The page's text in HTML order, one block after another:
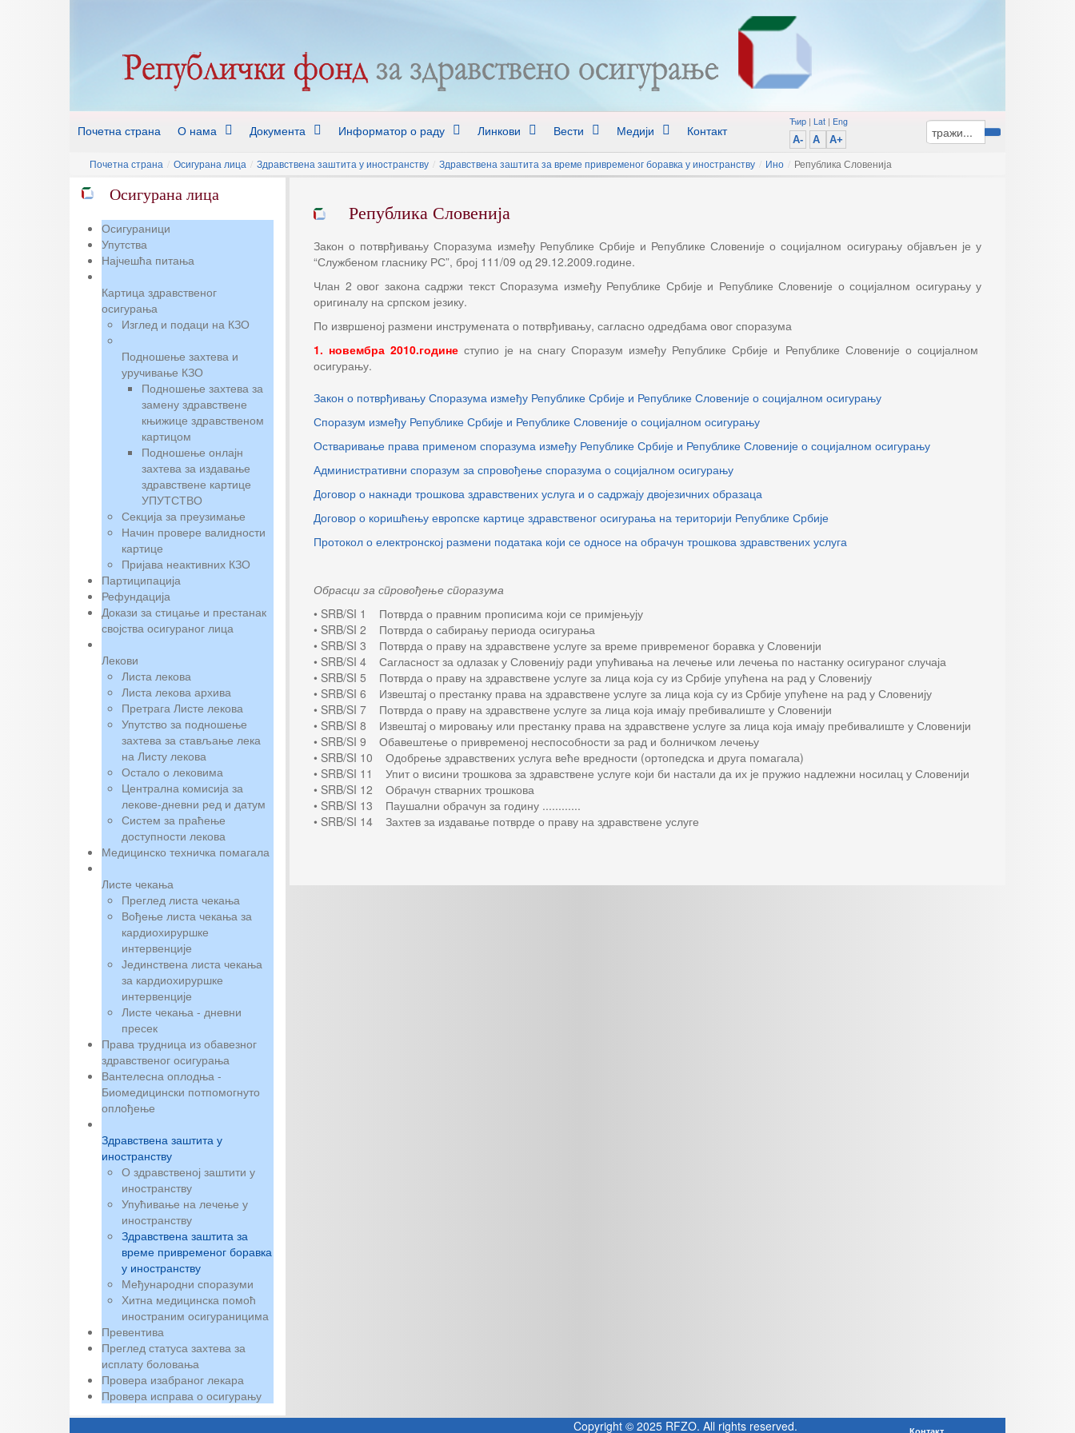
Почетна страна О нама Документа Информатор о раду Линкови Вести Медији Контакт
Ћир| Lat| Eng
A-
A A+
Почетна страна / Осигурана лица / Здравствена заштита у иностранству / Здравствена заштита за време привременог боравка у иностранству / Ино / Република Словенија
Осигурана лица
Осигураници
Упутства
Најчешћа питања
Картица здравственог
осигурања
Изглед и подаци на КЗО
Подношење захтева и
уручивање КЗО
Подношење захтева за
замену здравствене
књижице здравственом
картицом
Подношење онлајн
захтева за издавање
здравствене картице
УПУТСТВО
Секција за преузимање
Начин провере валидности
картице
Пријава неактивних КЗО
Партиципација
Рефундација
Докази за стицање и престанак
својства осигураног лица
Лекови
Листа лекова
Листа лекова архива
Претрага Листе лекова
Упутство за подношење
захтева за стављање лека
на Листу лекова
Остало о лековима
Централна комисија за
лекове-дневни ред и датум
Систем за праћење
доступности лекова
Медицинско техничка помагала
Листе чекања
Преглед листа чекања
Вођење листа чекања за
кардиохируршке
интервенције
Јединствена листа чекања
за кардиохируршке
интервенције
Листе чекања - дневни
пресек
Права трудница из обавезног
здравственог осигурања
Вантелесна оплодња -
Биомедицински потпомогнуто
оплођење
Здравствена заштита у
иностранству
О здравственој заштити у
иностранству
Упућивање на лечење у
иностранству
Здравствена заштита за
време привременог боравка
у иностранству
Међународни споразуми
Хитна медицинска помоћ
иностраним осигураницима
Превентива
Преглед статуса захтева за
исплату боловања
Провера изабраног лекара
Провера исправа о осигурању
Република Словенија
Закон о потврђивању Споразума између Републике Србије и Републике Словеније о социјалном осигурању објављен је у
“Службеном гласнику РС”, број 111/09 од 29.12.2009.године.
Члан 2 овог закона садржи текст Споразума између Републике Србије и Републике Словеније о социјалном осигурању у
оригиналу на српском језику.
По извршеној размени инструмената о потврђивању, сагласно одредбама овог споразума
1. новембра 2010.године ступио је на снагу Споразум између Републике Србије и Републике Словеније о социјалном
осигурању.
Закон о потврђивању Споразума између Републике Србије и Републике Словеније о социјалном осигурању
Споразум између Републике Србије и Републике Словеније о социјалном осигурању
Остваривање права применом споразума између Републике Србије и Републике Словеније о социјалном осигурању
Административни споразум за спровођење споразума о социјалном осигурању
Договор о накнади трошкова здравствених услуга и о садржају двојезичних образаца
Договор о коришћењу европске картице здравственог осигурања на територији Републике Србије
Протокол о електронској размени података који се односе на обрачун трошкова здравствених услуга
Обрасци за спровођење споразума
• SRB/SI 1 Потврда о правним прописима који се примјењују
• SRB/SI 2 Потврда о сабирању периода осигурања
• SRB/SI 3 Потврда о праву на здравствене услуге за време привременог боравка у Словенији
• SRB/SI 4 Сагласност за одлазак у Словенију ради упућивања на лечење или лечења по настанку осигураног случаја
• SRB/SI 5 Потврда о праву на здравствене услуге за лица која су из Србије упућена на рад у Словенију
• SRB/SI 6 Извештај о престанку права на здравствене услуге за лица која су из Србије упућене на рад у Словенију
• SRB/SI 7 Потврда о праву на здравствене услуге за лица која имају пребивалиште у Словенији
• SRB/SI 8 Извештај о мировању или престанку права на здравствене услуге за лица која имају пребивалиште у Словенији
• SRB/SI 9 Обавештење о привременој неспособности за рад и болничком лечењу
• SRB/SI 10 Одобрење здравствених услуга веће вредности (ортопедска и друга помагала)
• SRB/SI 11 Упит о висини трошкова за здравствене услуге који би настали да их је пружио надлежни носилац у Словенији
• SRB/SI 12 Обрачун стварних трошкова
• SRB/SI 13 Паушални обрачун за годину ............
• SRB/SI 14 Захтев за издавање потврде о праву на здравствене услуге
Copyright © 2025 RFZO. All rights reserved.